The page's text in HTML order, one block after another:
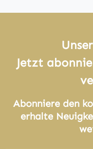
Jetzt
Abonniere den
erhalte